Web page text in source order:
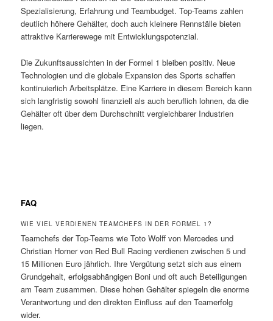
Spezialisierung, Erfahrung und Teambudget. Top-Teams zahlen
deutlich höhere Gehälter, doch auch kleinere Rennställe bieten
attraktive Karrierewege mit Entwicklungspotenzial.
Die Zukunftsaussichten in der Formel 1 bleiben positiv. Neue
Technologien und die globale Expansion des Sports schaffen
kontinuierlich Arbeitsplätze. Eine Karriere in diesem Bereich kann
sich langfristig sowohl finanziell als auch beruflich lohnen, da die
Gehälter oft über dem Durchschnitt vergleichbarer Industrien
liegen.
FAQ
WIE VIEL VERDIENEN TEAMCHEFS IN DER FORMEL 1?
Teamchefs der Top-Teams wie Toto Wolff von Mercedes und
Christian Horner von Red Bull Racing verdienen zwischen 5 und
15 Millionen Euro jährlich. Ihre Vergütung setzt sich aus einem
Grundgehalt, erfolgsabhängigen Boni und oft auch Beteiligungen
am Team zusammen. Diese hohen Gehälter spiegeln die enorme
Verantwortung und den direkten Einfluss auf den Teamerfolg
wider.